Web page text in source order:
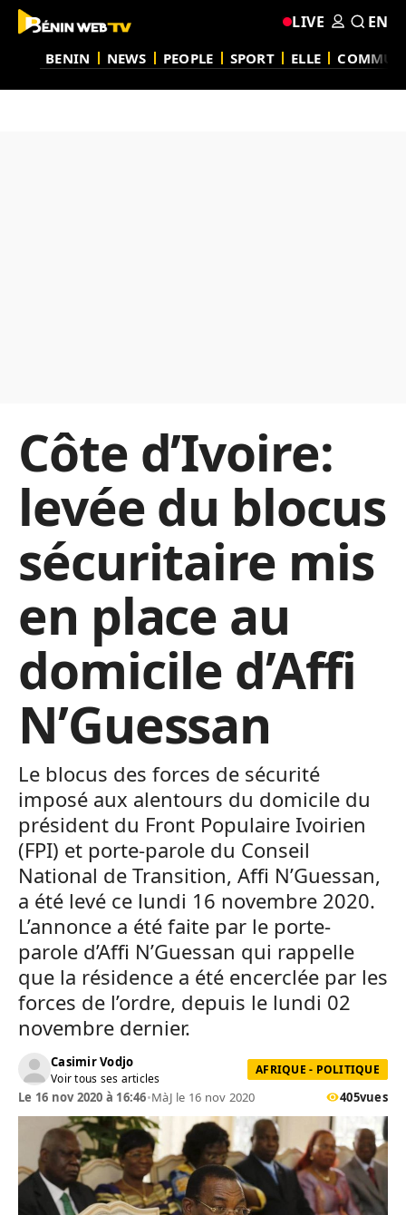
BENIN NEWS PEOPLE SPORT ELLE
LIVE EN
Côte d’Ivoire:
levée du blocus
sécuritaire mis
en place au
domicile d’Affi
N’Guessan
Le blocus des forces de sécurité
imposé aux alentours du domicile du
président du Front Populaire Ivoirien
(FPI) et porte-parole du Conseil
National de Transition, Affi N’Guessan,
a été levé ce lundi 16 novembre 2020.
L’annonce a été faite par le porte-
parole d’Affi N’Guessan qui rappelle
que la résidence a été encerclée par les
forces de l’ordre, depuis le lundi 02
novembre dernier.
Casimir Vodjo
Voir tous ses articles
AFRIQUE - POLITIQUE
Le 16 nov 2020 à 16:46•MàJ le 16 nov 2020 405vues